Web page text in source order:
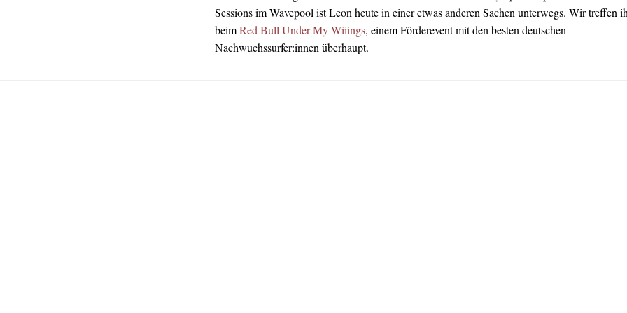
Sessions im Wavepool ist Leon heute in einer etwas anderen Sachen unterwegs. Wir treffen
beimRed Bull Under My Wiiings, einem Förderevent mit den besten deutschen
Nachwuchssurfer:innen überhaupt.